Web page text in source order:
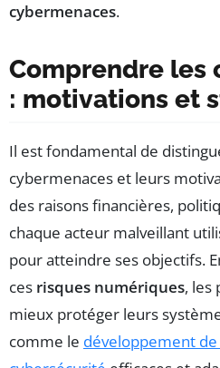
cybermenaces.
Comprendre les
: motivations et
Il est fondamental de
cybermenaces et leurs
des raisons financières,
chaque acteur malveillant
pour atteindre ses objectifs.
ces risques numériques, les
mieux protéger leurs
comme le développement